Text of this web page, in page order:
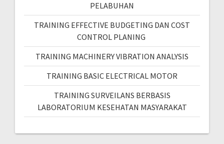
PELABUHAN
TRAINING EFFECTIVE BUDGETING DAN COST
CONTROL PLANING
TRAINING MACHINERY VIBRATION ANALYSIS
TRAINING BASIC ELECTRICAL MOTOR
TRAINING SURVEILANS BERBASIS
LABORATORIUM KESEHATAN MASYARAKAT